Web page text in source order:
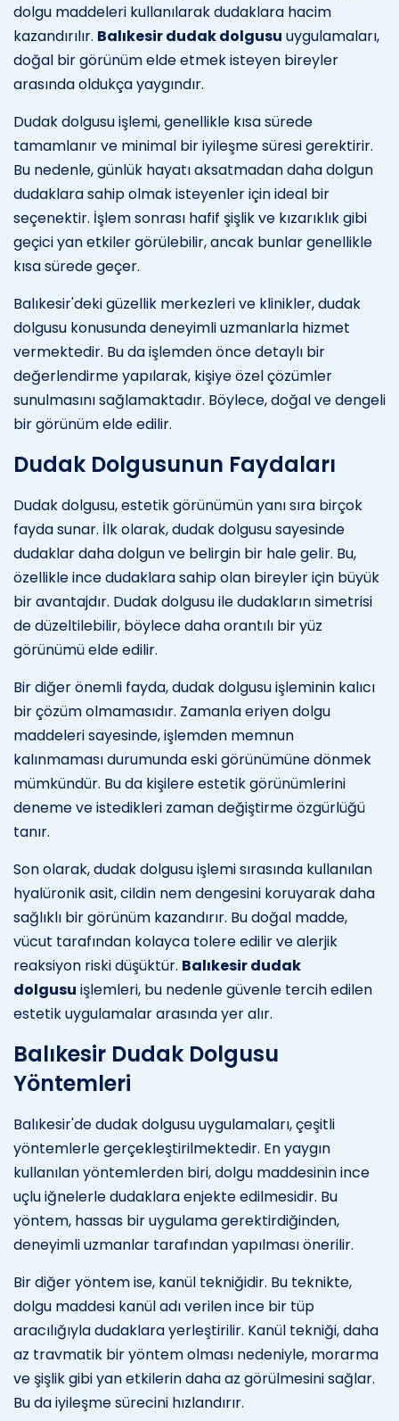
dolgu maddeleri kullanılarak dudaklara hacim
kazandırılır. Balıkesir dudak dolgusu uygulamaları,
doğal bir görünüm elde etmek isteyen bireyler
arasında oldukça yaygındır.
Dudak dolgusu işlemi, genellikle kısa sürede
tamamlanır ve minimal bir iyileşme süresi gerektirir.
Bu nedenle, günlük hayatı aksatmadan daha dolgun
dudaklara sahip olmak isteyenler için ideal bir
seçenektir. İşlem sonrası hafif şişlik ve kızarıklık gibi
geçici yan etkiler görülebilir, ancak bunlar genellikle
kısa sürede geçer.
Balıkesir'deki güzellik merkezleri ve klinikler, dudak
dolgusu konusunda deneyimli uzmanlarla hizmet
vermektedir. Bu da işlemden önce detaylı bir
değerlendirme yapılarak, kişiye özel çözümler
sunulmasını sağlamaktadır. Böylece, doğal ve dengeli
bir görünüm elde edilir.
Dudak Dolgusunun Faydaları
Dudak dolgusu, estetik görünümün yanı sıra birçok
fayda sunar. İlk olarak, dudak dolgusu sayesinde
dudaklar daha dolgun ve belirgin bir hale gelir. Bu,
özellikle ince dudaklara sahip olan bireyler için büyük
bir avantajdır. Dudak dolgusu ile dudakların simetrisi
de düzeltilebilir, böylece daha orantılı bir yüz
görünümü elde edilir.
Bir diğer önemli fayda, dudak dolgusu işleminin kalıcı
bir çözüm olmamasıdır. Zamanla eriyen dolgu
maddeleri sayesinde, işlemden memnun
kalınmaması durumunda eski görünümüne dönmek
mümkündür. Bu da kişilere estetik görünümlerini
deneme ve istedikleri zaman değiştirme özgürlüğü
tanır.
Son olarak, dudak dolgusu işlemi sırasında kullanılan
hyalüronik asit, cildin nem dengesini koruyarak daha
sağlıklı bir görünüm kazandırır. Bu doğal madde,
vücut tarafından kolayca tolere edilir ve alerjik
reaksiyon riski düşüktür. Balıkesir dudak
dolgusu işlemleri, bu nedenle güvenle tercih edilen
estetik uygulamalar arasında yer alır.
Balıkesir Dudak Dolgusu
Yöntemleri
Balıkesir'de dudak dolgusu uygulamaları, çeşitli
yöntemlerle gerçekleştirilmektedir. En yaygın
kullanılan yöntemlerden biri, dolgu maddesinin ince
uçlu iğnelerle dudaklara enjekte edilmesidir. Bu
yöntem, hassas bir uygulama gerektirdiğinden,
deneyimli uzmanlar tarafından yapılması önerilir.
Bir diğer yöntem ise, kanül tekniğidir. Bu teknikte,
dolgu maddesi kanül adı verilen ince bir tüp
aracılığıyla dudaklara yerleştirilir. Kanül tekniği, daha
az travmatik bir yöntem olması nedeniyle, morarma
ve şişlik gibi yan etkilerin daha az görülmesini sağlar.
Bu da iyileşme sürecini hızlandırır.